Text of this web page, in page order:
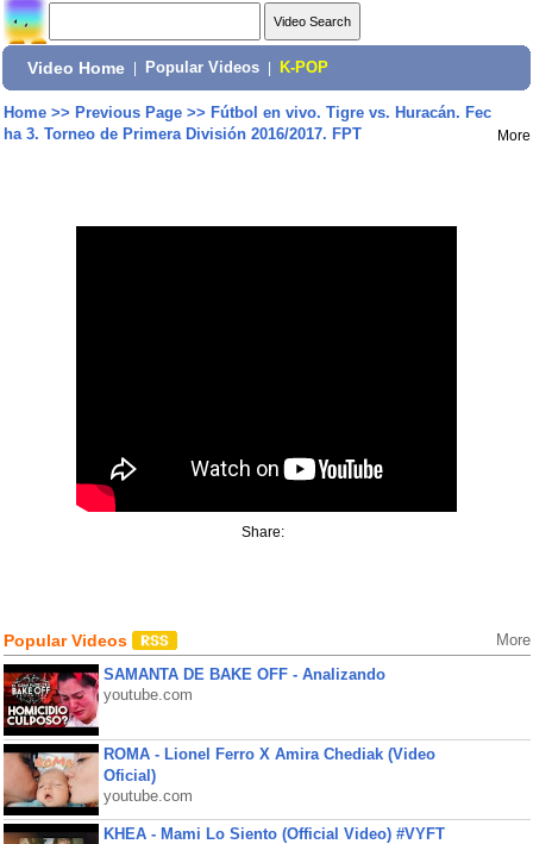
Video Home Popular Videos K-POP
Home>> Previous Page>> Fútbol en vivo. Tigre vs. Huracán. Fec
ha 3. Torneo de Primera División 2016/2017. FPT
More
Share:
Popular Videos More
SAMANTA DE BAKE OFF - Analizando
youtube.com
ROMA - Lionel Ferro X Amira Chediak (Video
Oficial)
youtube.com
KHEA - Mami Lo Siento (Official Video) #VYFT